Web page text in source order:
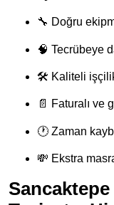
🔧 Doğru
🧠 Tecrübeye
🛠 Kaliteli
📄 Faturalı ve
🕐 Zaman
💸 Ekstra